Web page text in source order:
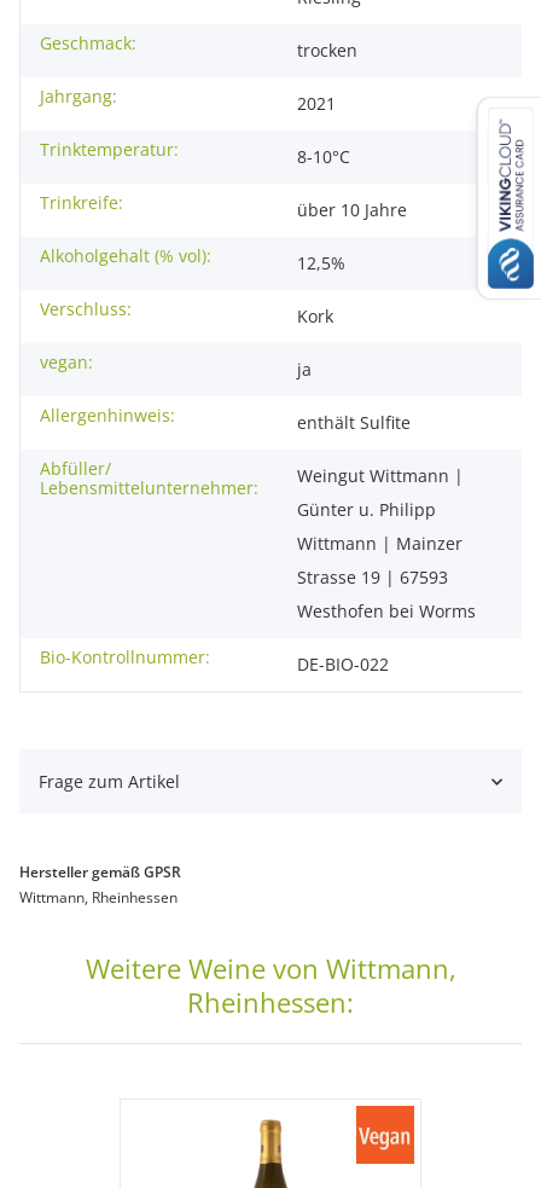
Geschmack:
trocken
Jahrgang:
2021
Trinktemperatur:
8-10°C
Trinkreife:
über 10 Jahre
Alkoholgehalt (% vol):
12,5%
Verschluss:
Kork
vegan:
ja
Allergenhinweis:
enthält Sulfite
Abfüller/
Lebensmittelunternehmer:
Weingut Wittmann |
Günter u. Philipp
Wittmann | Mainzer
Strasse 19 | 67593
Westhofen bei Worms
Bio-Kontrollnummer:
DE-BIO-022
Frage zum Artikel
Hersteller gemäß GPSR
Wittmann, Rheinhessen
Weitere Weine von Wittmann,
Rheinhessen: